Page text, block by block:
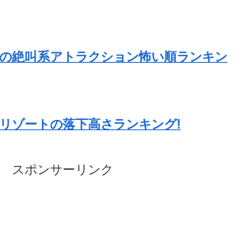
絶叫系アトラクション怖い順ランキン
ゾートの落下高さランキング!
スポンサーリンク